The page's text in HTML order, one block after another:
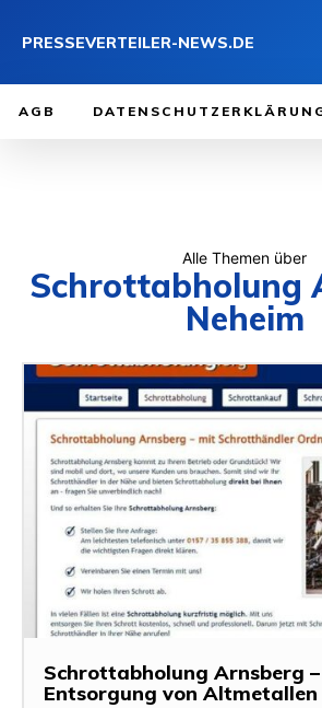
PRESSEVERTEILER-NEWS.DE
AGB
Alle Themen über
Schrottabholung
Neheim
Schrottabholung Arnsberg
Entsorgung von Altmetallen